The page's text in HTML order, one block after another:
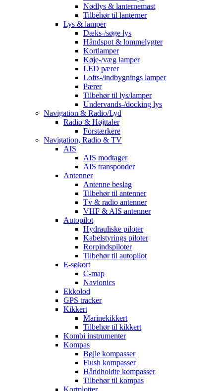
Nødlys & lanternemast
Tilbehør til lanterner
Lys & lamper
Dæks-/søge lys
Håndspot & lommelygter
Kortlamper
Køje-/væg lamper
LED pærer
Lofts-/indbygnings lamper
Pærer
Tilbehør til lys/lamper
Undervands-/docking lys
Navigation & Radio/Lyd
Radio & Højttaler
Forstærkere
Navigation, Radio & TV
AIS
AIS modtager
AIS transponder
Antenner
Antenne beslag
Tilbehør til antenner
Tv & radio antenner
VHF & AIS antenner
Autopilot
Hydrauliske piloter
Kabelstyrings piloter
Rorpindspiloter
Tilbehør til autopilot
E-søkort
C-map
Navionics
Ekkolod
GPS tracker
Kikkert
Marinekikkert
Tilbehør til kikkert
Kombi instrumenter
Kompas
Bøjle kompasser
Flush kompasser
Håndholdte kompasser
Tilbehør til kompas